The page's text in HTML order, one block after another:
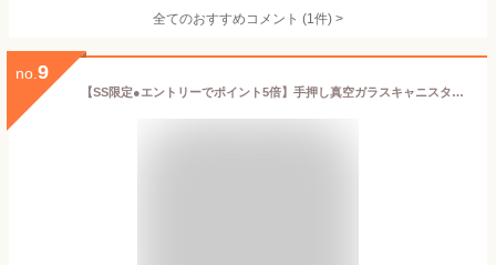
全てのおすすめコメント (1件) >
no. 9
【SS限定●エントリーでポイント5倍】手押し真空ガラスキャニスター(RL01) Mサイズ Lサイズ ニトリ